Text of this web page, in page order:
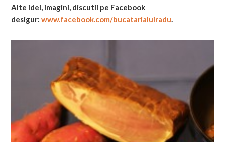
Alte idei, imagini, discutii pe Facebook
desigur:www.facebook.com/bucatarialuiradu